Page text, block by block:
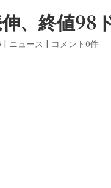
、終値
| ニュース | コメント0件